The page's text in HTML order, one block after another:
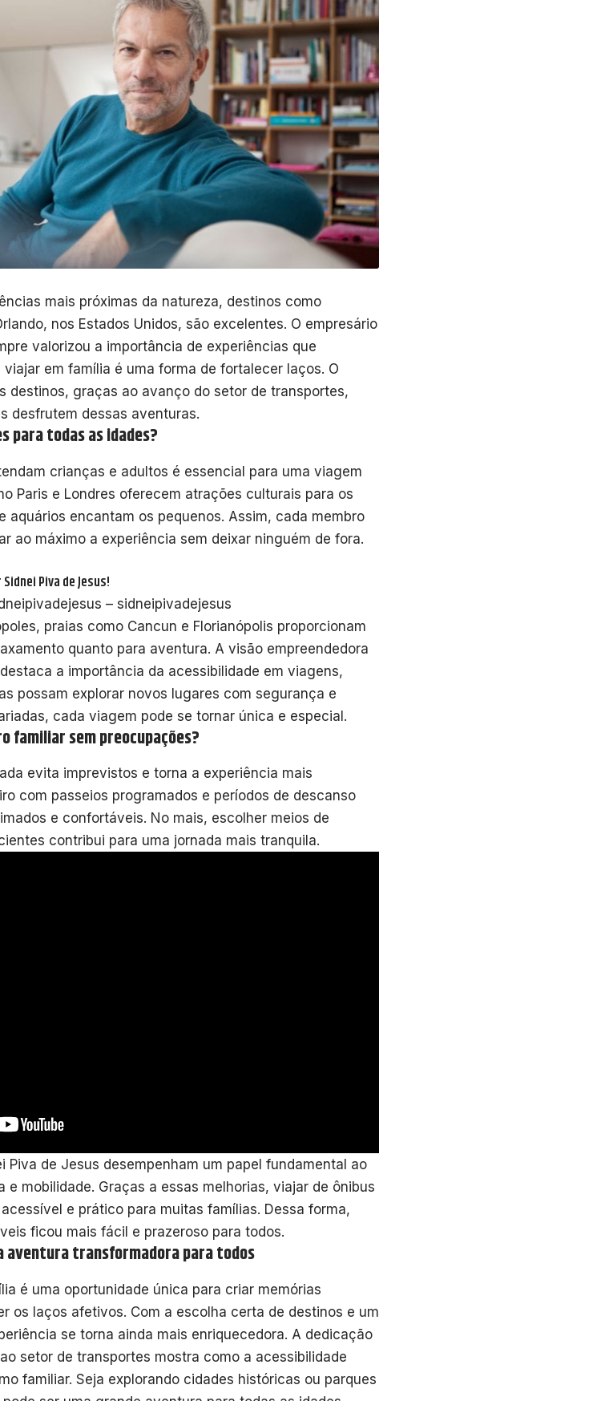
mais próximas da natureza, destinos como
nos Estados Unidos, são excelentes. O empresário
valorizou a importância de experiências que
em família é uma forma de fortalecer laços. O
destinos, graças ao avanço do setor de transportes,
desfrutem dessas aventuras.
para todas as idades?
crianças e adultos é essencial para uma viagem
Paris e Londres oferecem atrações culturais para os
aquários encantam os pequenos. Assim, cada membro
ao máximo a experiência sem deixar ninguém de fora.
Piva de Jesus!
– sidneipivadejesus
praias como Cancun e Florianópolis proporcionam
quanto para aventura. A visão empreendedora
a importância da acessibilidade em viagens,
possam explorar novos lugares com segurança e
cada viagem pode se tornar única e especial.
familiar sem preocupações?
evita imprevistos e torna a experiência mais
com passeios programados e períodos de descanso
e confortáveis. No mais, escolher meios de
contribui para uma jornada mais tranquila.
Piva de Jesus desempenham um papel fundamental ao
e mobilidade. Graças a essas melhorias, viajar de ônibus
e prático para muitas famílias. Dessa forma,
ficou mais fácil e prazeroso para todos.
aventura transformadora para todos
é uma oportunidade única para criar memórias
os laços afetivos. Com a escolha certa de destinos e um
se torna ainda mais enriquecedora. A dedicação
setor de transportes mostra como a acessibilidade
familiar. Seja explorando cidades históricas ou parques